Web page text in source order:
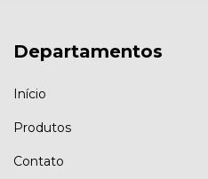
Departamentos
Início
Produtos
Contato